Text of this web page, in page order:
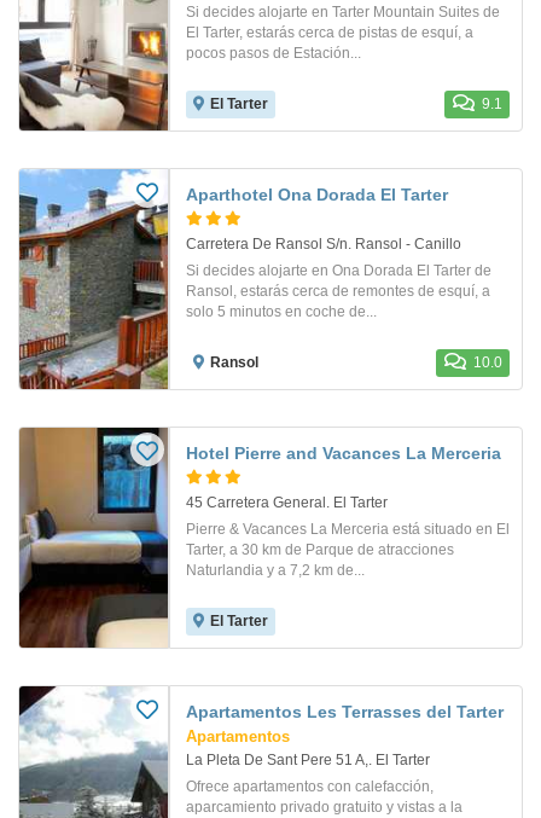
Si decides alojarte en Tarter Mountain Suites de
El Tarter, estarás cerca de pistas de esquí, a
pocos pasos de Estación...
El Tarter 9.1
Aparthotel Ona Dorada El Tarter
Carretera De Ransol S/n. Ransol - Canillo
Si decides alojarte en Ona Dorada El Tarter de
Ransol, estarás cerca de remontes de esquí, a
solo 5 minutos en coche de...
Ransol 10.0
Hotel Pierre and Vacances La Merceria
45 Carretera General. El Tarter
Pierre & Vacances La Merceria está situado en El
Tarter, a 30 km de Parque de atracciones
Naturlandia y a 7,2 km de...
El Tarter
Apartamentos Les Terrasses del Tarter
Apartamentos
La Pleta De Sant Pere 51 A,. El Tarter
Ofrece apartamentos con calefacción,
aparcamiento privado gratuito y vistas a la